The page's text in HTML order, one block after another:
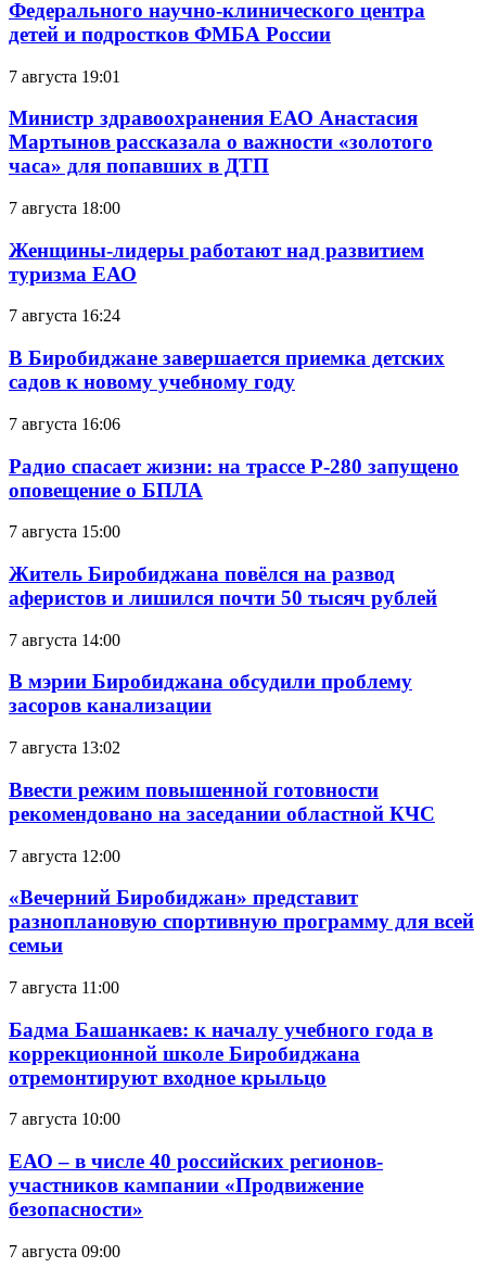
Федерального научно-клинического центра
детей и подростков ФМБА России
7 августа 19:01
Министр здравоохранения ЕАО Анастасия
Мартынов рассказала о важности «золотого
часа» для попавших в ДТП
7 августа 18:00
Женщины-лидеры работают над развитием
туризма ЕАО
7 августа 16:24
В Биробиджане завершается приемка детских
садов к новому учебному году
7 августа 16:06
Радио спасает жизни: на трассе Р-280 запущено
оповещение о БПЛА
7 августа 15:00
Житель Биробиджана повёлся на развод
аферистов и лишился почти 50 тысяч рублей
7 августа 14:00
В мэрии Биробиджана обсудили проблему
засоров канализации
7 августа 13:02
Ввести режим повышенной готовности
рекомендовано на заседании областной КЧС
7 августа 12:00
«Вечерний Биробиджан» представит
разноплановую спортивную программу для всей
семьи
7 августа 11:00
Бадма Башанкаев: к началу учебного года в
коррекционной школе Биробиджана
отремонтируют входное крыльцо
7 августа 10:00
ЕАО – в числе 40 российских регионов-
участников кампании «Продвижение
безопасности»
7 августа 09:00